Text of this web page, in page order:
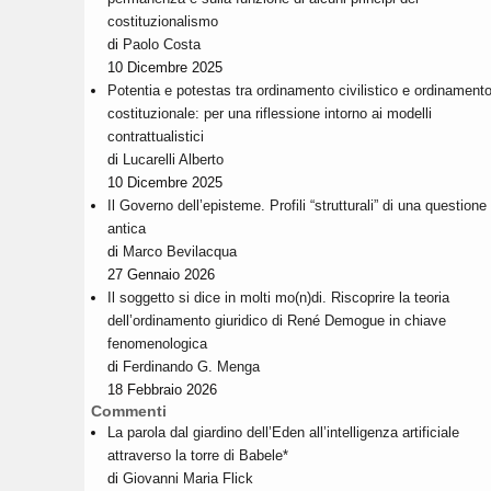
costituzionalismo
di Paolo Costa
10 Dicembre 2025
Potentia e potestas tra ordinamento civilistico e ordinamento
costituzionale: per una riflessione intorno ai modelli
contrattualistici
di
Lucarelli Alberto
10 Dicembre 2025
Il Governo dell’episteme. Profili “strutturali” di una questione
antica
di Marco Bevilacqua
27 Gennaio 2026
Il soggetto si dice in molti mo(n)di. Riscoprire la teoria
dell’ordinamento giuridico di René Demogue in chiave
fenomenologica
di Ferdinando G. Menga
18 Febbraio 2026
Commenti
La parola dal giardino dell’Eden all’intelligenza artificiale
attraverso la torre di Babele*
di Giovanni Maria Flick